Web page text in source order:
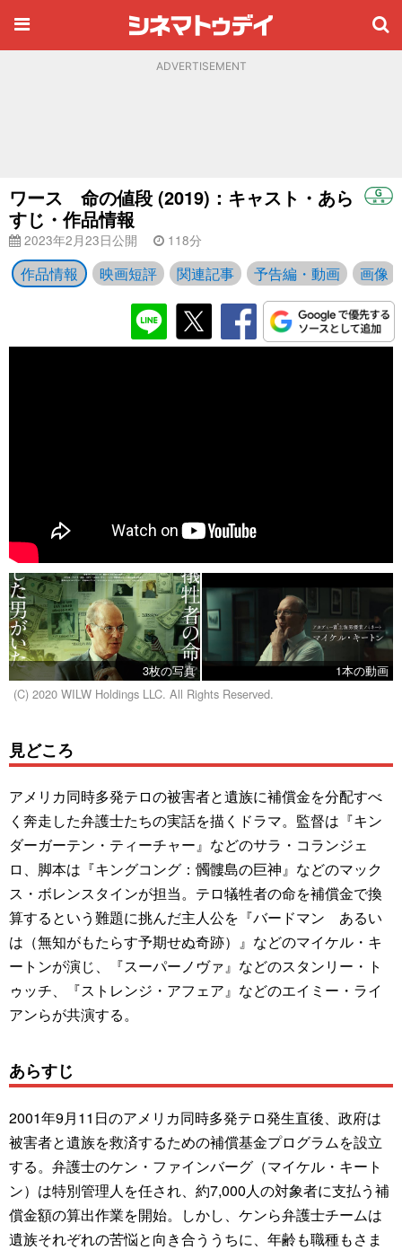
ADVERTISEMENT
ワース 命の値段 (2019)：キャスト・あら
すじ・作品情報
2023年2月23日公開 118分
作品情報 映画短評 関連記事 予告編・動画 画像
3枚の写真
1本の動画
(C) 2020 WILW Holdings LLC. All Rights Reserved.
見どころ
アメリカ同時多発テロの被害者と遺族に補償金を分配すべ
く奔走した弁護士たちの実話を描くドラマ。監督は『キン
ダーガーテン・ティーチャー』などのサラ・コランジェ
ロ、脚本は『キングコング：髑髏島の巨神』などのマック
ス・ボレンスタインが担当。テロ犠牲者の命を補償金で換
算するという難題に挑んだ主人公を『バードマン あるい
は（無知がもたらす予期せぬ奇跡）』などのマイケル・キ
ートンが演じ、『スーパーノヴァ』などのスタンリー・ト
ゥッチ、『ストレンジ・アフェア』などのエイミー・ライ
アンらが共演する。
あらすじ
2001年9月11日のアメリカ同時多発テロ発生直後、政府は
被害者と遺族を救済するための補償基金プログラムを設立
する。弁護士のケン・ファインバーグ（マイケル・キート
ン）は特別管理人を任され、約7,000人の対象者に支払う補
償金額の算出作業を開始。しかし、ケンら弁護士チームは
遺族それぞれの苦悩と向き合ううちに、年齢も職種もさま